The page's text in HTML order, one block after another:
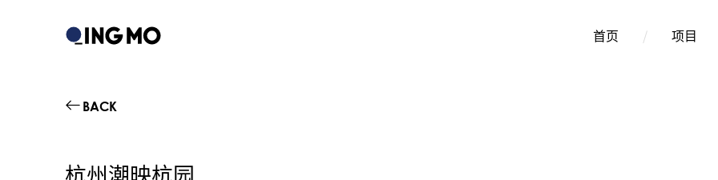
首页 / 项目
BACK
杭州潮映杭园